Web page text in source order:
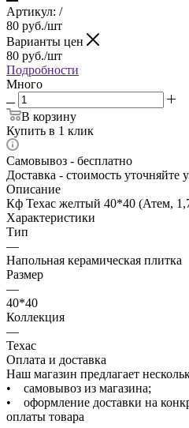
Артикул: /
80 руб./шт
Варианты цен
80 руб./шт
Подробности
Много
В корзину
Купить в 1 клик
Самовывоз - бесплатно
Доставка - стоимость уточняйте
Описание
Кф Техас желтый 40*40 (Атем,
Характеристики
Тип
—
Напольная керамическая плитка
Размер
—
40*40
Коллекция
—
Техас
Оплата и доставка
Наш магазин предлагает
• самовывоз из магазина;
• оформление доставки на
оплаты товара